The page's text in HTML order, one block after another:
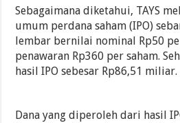
Sebagaimana diketahui, TAYS
umum perdana saham (IPO)
lembar bernilai nominal Rp50
penawaran Rp360 per saham.
hasil IPO sebesar Rp86,51 miliar.
Dana yang diperoleh dari hasil